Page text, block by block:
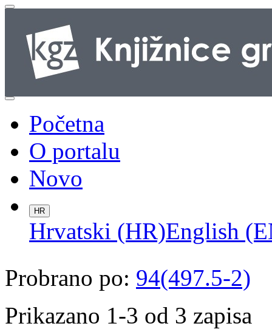
Početna
O portalu
Novo
HR
Hrvatski (HR)English
Probrano po: 94(497.5-2)
Prikazano 1-3 od 3 zapisa